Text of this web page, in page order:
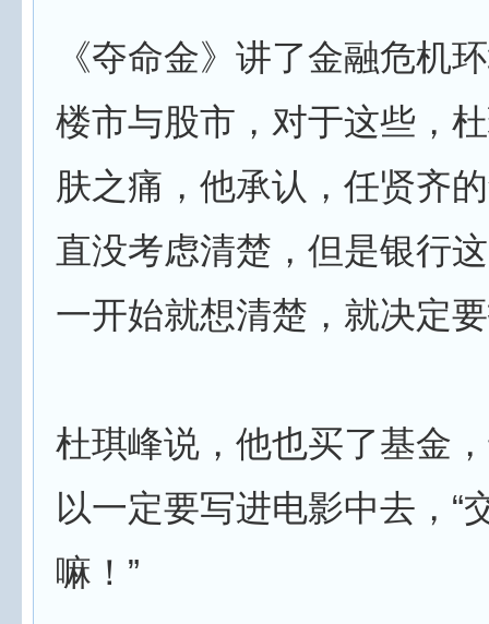
《夺命金》讲了金融危机
楼市与股市，对于这些，
肤之痛，他承认，任贤齐
直没考虑清楚，但是银行
一开始就想清楚，就决定
杜琪峰说，他也买了基金
以一定要写进电影中去，“
嘛！”